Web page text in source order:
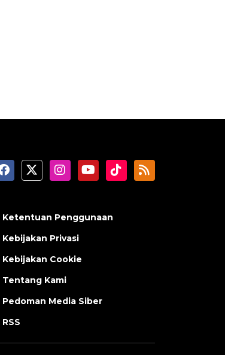
Ketentuan Penggunaan
Kebijakan Privasi
Kebijakan Cookie
Tentang Kami
Pedoman Media Siber
RSS